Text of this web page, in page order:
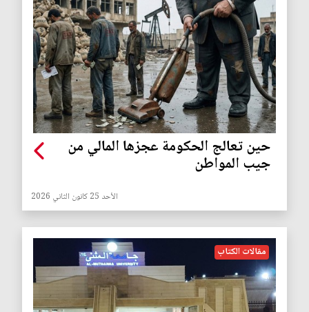
‏حين تعالج الحكومة عجزها المالي من
جيب المواطن
الأحد 25 كانون الثاني 2026
مقالات الكتاب